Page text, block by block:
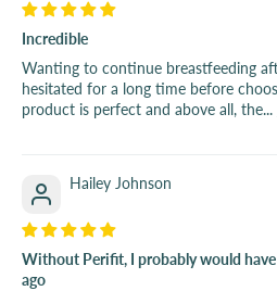
Incredible
Wanting to continue breastfeeding
hesitated for a long time before
product is perfect and above all, the...
Hailey Johnson
Without Perifit, I probably would
ago